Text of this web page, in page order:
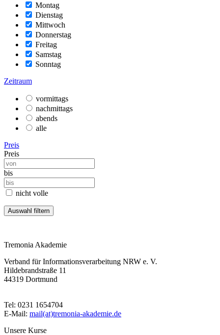
Montag
Dienstag
Mittwoch
Donnerstag
Freitag
Samstag
Sonntag
Zeitraum
vormittags
nachmittags
abends
alle
Preis
Preis
bis
nicht volle
Tremonia Akademie
Verband für Informationsverarbeitung NRW e. V.
Hildebrandstraße 11
44319 Dortmund
Tel: 0231 1654704
E-Mail: mail(at)tremonia-akademie.de
Unsere Kurse